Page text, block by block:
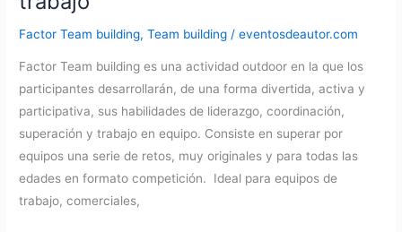
Factor Team building,Team building /eventosdeautor.com
Factor Team building es una actividad outdoor en la que los
participantes desarrollarán, de una forma divertida, activa y
participativa, sus habilidades de liderazgo, coordinación,
superación y trabajo en equipo. Consiste en superar por
equipos una serie de retos, muy originales y para todas las
edades en formato competición. Ideal para equipos de
trabajo, comerciales,